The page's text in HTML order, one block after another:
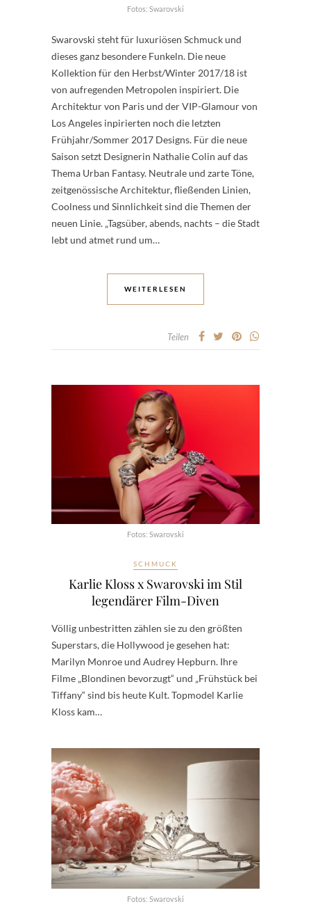
Fotos: Swarovski
Swarovski steht für luxuriösen Schmuck und
dieses ganz besondere Funkeln. Die neue
Kollektion für den Herbst/Winter 2017/18 ist
von aufregenden Metropolen inspiriert. Die
Architektur von Paris und der VIP-Glamour von
Los Angeles inpirierten noch die letzten
Frühjahr/Sommer 2017 Designs. Für die neue
Saison setzt Designerin Nathalie Colin auf das
Thema Urban Fantasy. Neutrale und zarte Töne,
zeitgenössische Architektur, fließenden Linien,
Coolness und Sinnlichkeit sind die Themen der
neuen Linie. „Tagsüber, abends, nachts – die Stadt
lebt und atmet rund um…
WEITERLESEN
Teilen
Fotos: Swarovski
SCHMUCK
Karlie Kloss x Swarovski im Stil
legendärer Film-Diven
Völlig unbestritten zählen sie zu den größten
Superstars, die Hollywood je gesehen hat:
Marilyn Monroe und Audrey Hepburn. Ihre
Filme „Blondinen bevorzugt“ und „Frühstück bei
Tiffany“ sind bis heute Kult. Topmodel Karlie
Kloss kam…
Fotos: Swarovski